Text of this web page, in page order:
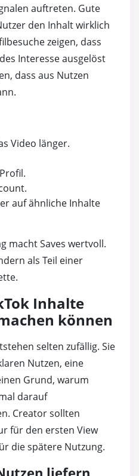
auftreten. Gute
den Inhalt wirklich
zeigen, dass
Interesse ausgelöst
dass aus Nutzen
Video länger.
auf ähnliche Inhalte
macht Saves wertvoll.
als Teil einer
Inhalte
können
selten zufällig. Sie
Nutzen, eine
Grund, warum
darauf
Creator sollten
für den ersten View
die spätere Nutzung.
liefern